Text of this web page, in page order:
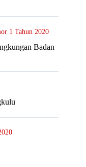
1 Tahun 2020
Badan